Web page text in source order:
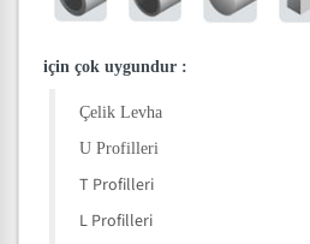
için çok uygundur :
Çelik Levha
U Profilleri
T Profilleri
L Profilleri